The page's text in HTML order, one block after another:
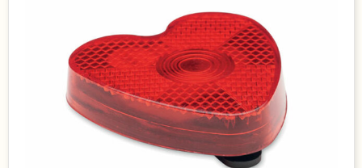
Made in Europe
Recycled
Bestsellers